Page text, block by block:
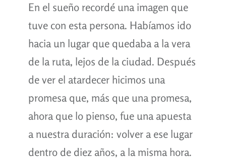
En el sueño recordé una imagen que
tuve con esta persona. Habíamos ido
hacia un lugar que quedaba a la vera
de la ruta, lejos de la ciudad. Después
de ver el atardecer hicimos una
promesa que, más que una promesa,
ahora que lo pienso, fue una apuesta
a nuestra duración: volver a ese lugar
dentro de diez años, a la misma hora.